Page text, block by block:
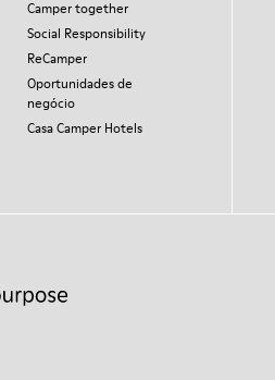
Camper together
Social Responsibility
ReCamper
Oportunidades de
negócio
Casa Camper Hotels